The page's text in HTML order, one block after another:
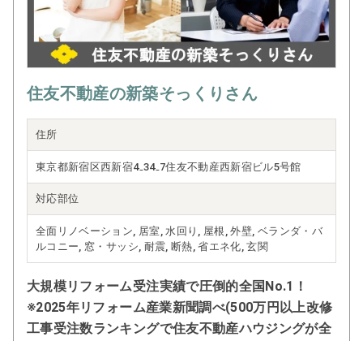
住友不動産の新築そっくりさん
住所
東京都新宿区西新宿4₋34₋7住友不動産西新宿ビル5号館
対応部位
全面リノベーション, 居室, 水回り, 屋根, 外壁, ベランダ・バ
ルコニー, 窓・サッシ, 耐震, 断熱, 省エネ化, 玄関
大規模リフォーム受注実績で圧倒的全国No.1！
※2025年リフォーム産業新聞調べ(500万円以上改修
工事受注数ランキングで住友不動産ハウジングが全